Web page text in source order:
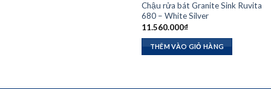
Chậu rửa bát Granite Sink Ruvita
680 – White Silver
11.560.000₫
THÊM VÀO GIỎ HÀNG